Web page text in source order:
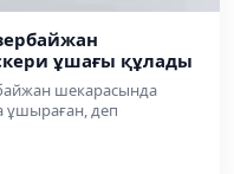
ұшағы құлады
шекарасында
ұшыраған, деп